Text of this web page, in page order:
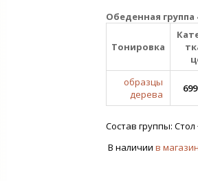
Обеденная группа
Тонировка
образцы
дерева
Состав группы: Стол
В наличии в